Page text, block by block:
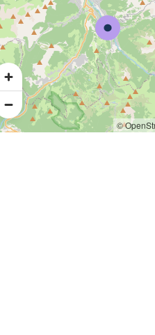
©